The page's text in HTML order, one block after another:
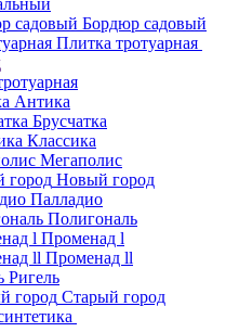
Бордюр садовый
Плитка тротуарная
Антика
Брусчатка
Классика
Мегаполис
Новый город
Палладио
Полигональ
Променад l
Променад ll
Ригель
Старый город